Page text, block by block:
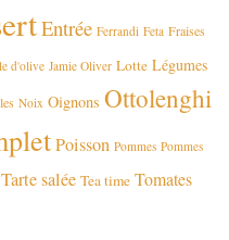
Entrée Ferrandi Feta Fraises
d'olive Jamie Oliver Lotte Légumes
Noix Oignons Ottolenghi
Poisson Pommes Pommes
Tarte salée Tea time Tomates